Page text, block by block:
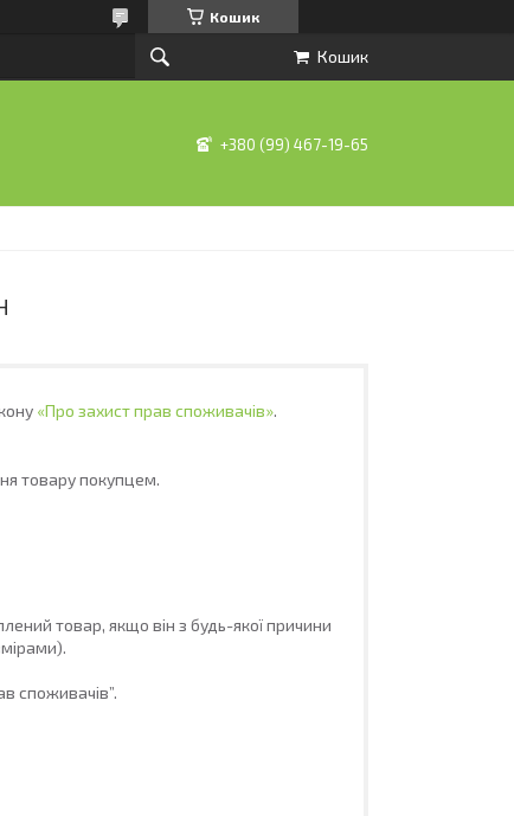
Кошик
Кошик
+380 (99) 467-19-65
«Про захист прав споживачів».
товару покупцем.
товар, якщо він з будь-якої причини
споживачів”.